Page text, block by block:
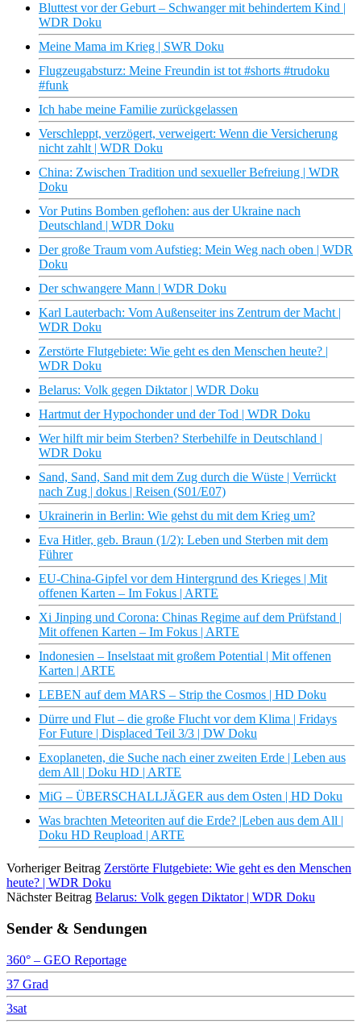
Bluttest vor der Geburt – Schwanger mit behindertem Kind |
WDR Doku
Meine Mama im Krieg | SWR Doku
Flugzeugabsturz: Meine Freundin ist tot #shorts #trudoku
#funk
Ich habe meine Familie zurückgelassen
Verschleppt, verzögert, verweigert: Wenn die Versicherung
nicht zahlt | WDR Doku
China: Zwischen Tradition und sexueller Befreiung | WDR
Doku
Vor Putins Bomben geflohen: aus der Ukraine nach
Deutschland | WDR Doku
Der große Traum vom Aufstieg: Mein Weg nach oben | WDR
Doku
Der schwangere Mann | WDR Doku
Karl Lauterbach: Vom Außenseiter ins Zentrum der Macht |
WDR Doku
Zerstörte Flutgebiete: Wie geht es den Menschen heute? |
WDR Doku
Belarus: Volk gegen Diktator | WDR Doku
Hartmut der Hypochonder und der Tod | WDR Doku
Wer hilft mir beim Sterben? Sterbehilfe in Deutschland |
WDR Doku
Sand, Sand, Sand mit dem Zug durch die Wüste | Verrückt
nach Zug | dokus | Reisen (S01/E07)
Ukrainerin in Berlin: Wie gehst du mit dem Krieg um?
Eva Hitler, geb. Braun (1/2): Leben und Sterben mit dem
Führer
EU-China-Gipfel vor dem Hintergrund des Krieges | Mit
offenen Karten – Im Fokus | ARTE
Xi Jinping und Corona: Chinas Regime auf dem Prüfstand |
Mit offenen Karten – Im Fokus | ARTE
Indonesien – Inselstaat mit großem Potential | Mit offenen
Karten | ARTE
LEBEN auf dem MARS – Strip the Cosmos | HD Doku
Dürre und Flut – die große Flucht vor dem Klima | Fridays
For Future | Displaced Teil 3/3 | DW Doku
Exoplaneten, die Suche nach einer zweiten Erde | Leben aus
dem All | Doku HD | ARTE
MiG – ÜBERSCHALLJÄGER aus dem Osten | HD Doku
Was brachten Meteoriten auf die Erde? |Leben aus dem All |
Doku HD Reupload | ARTE
Vorheriger Beitrag Zerstörte Flutgebiete: Wie geht es den Menschen
heute? | WDR Doku
Nächster Beitrag Belarus: Volk gegen Diktator | WDR Doku
Sender & Sendungen
360° – GEO Reportage
37 Grad
3sat